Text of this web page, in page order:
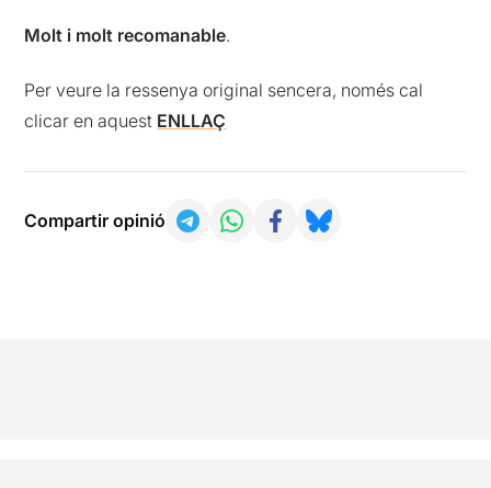
Molt i molt recomanable.
Per veure la ressenya original sencera, només cal
clicar en aquest ENLLAÇ
Compartir opinió